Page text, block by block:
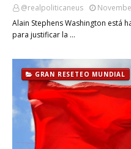
@realpoliticaneus
Alain Stephens Washington está
para justificar la …
GRAN RESETEO MUNDIAL